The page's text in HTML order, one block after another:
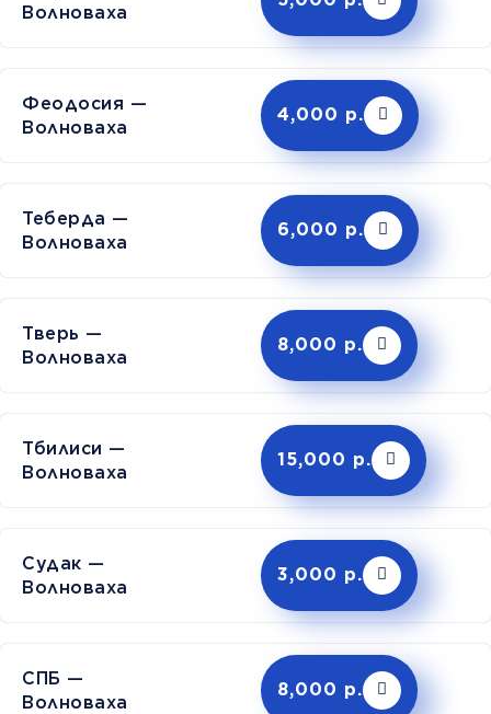
Волноваха
Феодосия —
Волноваха
4,000 р.
Теберда —
Волноваха
6,000 р.
Тверь —
Волноваха
8,000 р.
Тбилиси —
Волноваха
15,000 р.
Судак —
Волноваха
3,000 р.
СПБ —
Волноваха
8,000 р.